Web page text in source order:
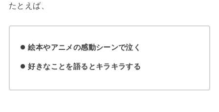
たとえば、
絵本やアニメの感動シーンで泣く
好きなことを語るとキラキラする